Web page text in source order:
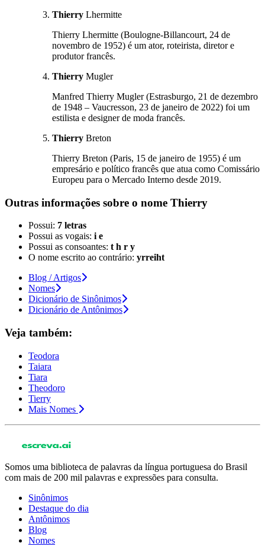
Thierry Lhermitte
Thierry Lhermitte (Boulogne-Billancourt, 24 de
novembro de 1952) é um ator, roteirista, diretor e
produtor francês.
Thierry Mugler
Manfred Thierry Mugler (Estrasburgo, 21 de dezembro
de 1948 – Vaucresson, 23 de janeiro de 2022) foi um
estilista e designer de moda francês.
Thierry Breton
Thierry Breton (Paris, 15 de janeiro de 1955) é um
empresário e político francês que atua como Comissário
Europeu para o Mercado Interno desde 2019.
Outras informações sobre o nome Thierry
Possui: 7 letras
Possui as vogais: i e
Possui as consoantes: t h r y
O nome escrito ao contrário: yrreiht
Blog / Artigos
Nomes
Dicionário de Sinônimos
Dicionário de Antônimos
Veja também:
Teodora
Taiara
Tiara
Theodoro
Tierry
Mais Nomes
Somos uma biblioteca de palavras da língua portuguesa do Brasil
com mais de 200 mil palavras e expressões para consulta.
Sinônimos
Destaque do dia
Antônimos
Blog
Nomes